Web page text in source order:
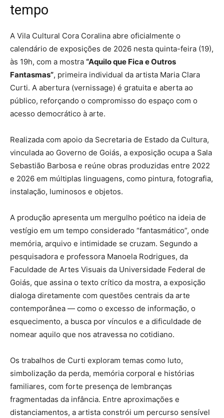
tempo
A Vila Cultural Cora Coralina abre oficialmente o
calendário de exposições de 2026 nesta quinta-feira (19),
às 19h, com a mostra “Aquilo que Fica e Outros
Fantasmas”, primeira individual da artista Maria Clara
Curti. A abertura (vernissage) é gratuita e aberta ao
público, reforçando o compromisso do espaço com o
acesso democrático à arte.
Realizada com apoio da Secretaria de Estado da Cultura,
vinculada ao Governo de Goiás, a exposição ocupa a Sala
Sebastião Barbosa e reúne obras produzidas entre 2022
e 2026 em múltiplas linguagens, como pintura, fotografia,
instalação, luminosos e objetos.
A produção apresenta um mergulho poético na ideia de
vestígio em um tempo considerado “fantasmático”, onde
memória, arquivo e intimidade se cruzam. Segundo a
pesquisadora e professora Manoela Rodrigues, da
Faculdade de Artes Visuais da Universidade Federal de
Goiás, que assina o texto crítico da mostra, a exposição
dialoga diretamente com questões centrais da arte
contemporânea — como o excesso de informação, o
esquecimento, a busca por vínculos e a dificuldade de
nomear aquilo que nos atravessa no cotidiano.
Os trabalhos de Curti exploram temas como luto,
simbolização da perda, memória corporal e histórias
familiares, com forte presença de lembranças
fragmentadas da infância. Entre aproximações e
distanciamentos, a artista constrói um percurso sensível